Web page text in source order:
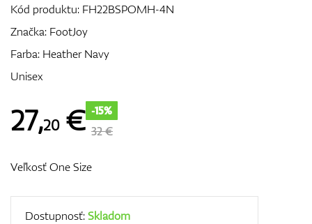
Kód produktu: FH22BSPOMH-4N
Značka: FootJoy
Farba: Heather Navy
Unisex
27,20€ -15%
32 €
Veľkosť One Size
Dostupnosť:Skladom